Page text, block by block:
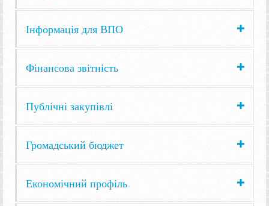
Інформація для ВПО
Фінансова звітність
Публічні закупівлі
Громадський бюджет
Економічний профіль